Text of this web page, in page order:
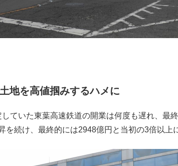
地を高値掴みするハメに
ていた東葉高速鉄道の開業は何度も遅れ、最
を続け、最終的には2948億円と当初の3倍以上